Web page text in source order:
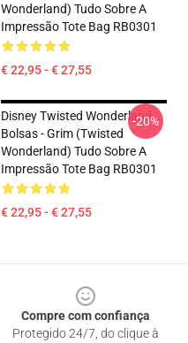
Wonderland) Tudo Sobre A
Impressão Tote Bag RB0301
€ 22,95 - € 27,55
Disney Twisted Wonderland
Bolsas - Grim (Twisted
Wonderland) Tudo Sobre A
Impressão Tote Bag RB0301
€ 22,95 - € 27,55
-20%
Compre com confiança
Protegido 24/7, do clique à